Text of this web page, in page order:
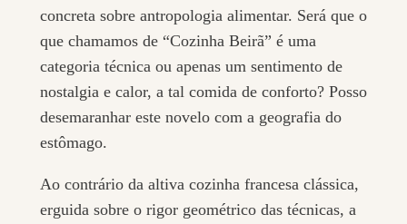
concreta sobre antropologia alimentar. Será que o
que chamamos de “Cozinha Beirã” é uma
categoria técnica ou apenas um sentimento de
nostalgia e calor, a tal comida de conforto? Posso
desemaranhar este novelo com a geografia do
estômago.
Ao contrário da altiva cozinha francesa clássica,
erguida sobre o rigor geométrico das técnicas, a